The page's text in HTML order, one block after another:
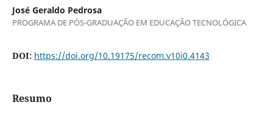
José Geraldo Pedrosa
PROGRAMA DE PÓS-GRADUAÇÃO EM EDUCAÇÃO TECNOLÓGICA
DOI: https://doi.org/10.19175/recom.v10i0.4143
Resumo